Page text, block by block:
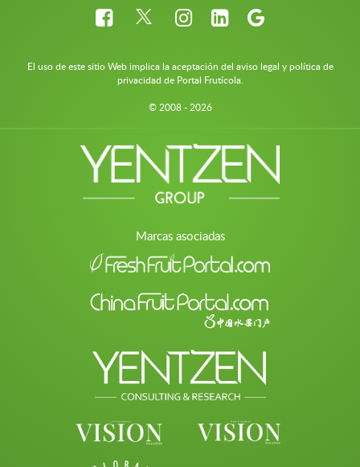
El uso de este sitio Web implica la aceptación del aviso legal y política de
privacidad de Portal Frutícola.
© 2008 - 2026
Marcas asociadas